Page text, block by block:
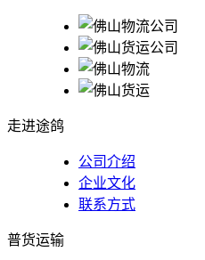
走进途鸽
公司介绍
企业文化
联系方式
普货运输